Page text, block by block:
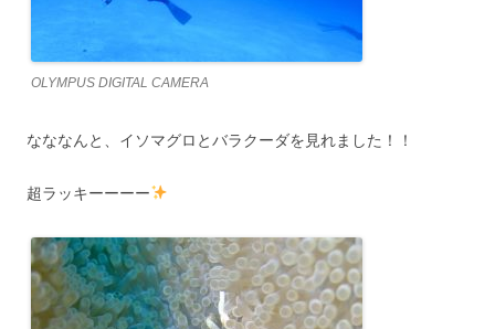
OLYMPUS DIGITAL CAMERA
なななんと、イソマグロとバラクーダを見れました！！
超ラッキーーーー